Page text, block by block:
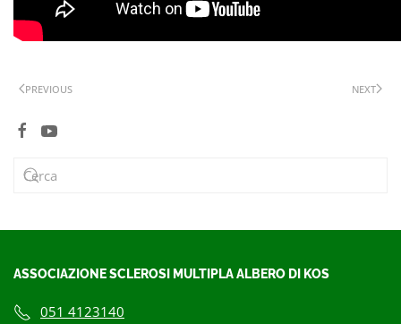
PREVIOUS NEXT
ASSOCIAZIONE SCLEROSI MULTIPLA ALBERO DI KOS
051 4123140